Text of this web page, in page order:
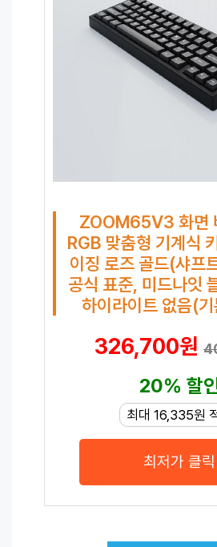
ZOOM65V3 화면
RGB 맞춤형 기계식
이징 로즈 골드(샤프
공식 표준, 미드나잇
하이라이트 없음(
326,700원
20% 할
최대 16,335원
최저가 클릭